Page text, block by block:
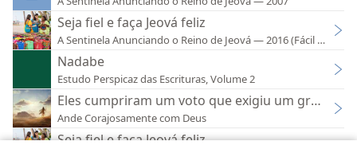
Seja fiel e faça Jeová feliz
A Sentinela Anunciando o Reino de Jeová — 2016 (Fácil de Ler)
Nadabe
Estudo Perspicaz das Escrituras, Volume 2
Eles cumpriram um voto que exigiu um grande
Ande Corajosamente com Deus
Seja fiel e faça Jeová feliz